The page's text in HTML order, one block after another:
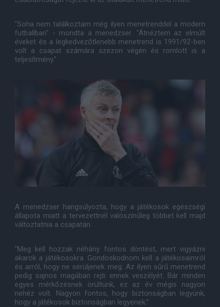
"Soha nem találkoztam még ilyen menetrenddel a modern
futballban" - mondta a menedzser. "Átnéztem az elmúlt
éveket és a legkedvezőtlenebb menetrend is 1991/92-ben
volt a csapat számára szezon végén és romlott is a
teljesítmény."
A menedzser hangsúlyozta, hogy a játékosok egészségi
állapota miatt a tervezettnél valószínűleg többet kell majd
változtatnia a csapatán.
"Meg kell hozzak néhány fontos döntést, mert vigyázni
akarok a játékosokra. Gondoskodnom kell a játékosaimról
és arról, hogy ne sérüljenek meg. Az ilyen sűrű menetrend
pedig sajnos magában rejti ennek veszélyét. Bár minden
egyes mérkőzésnek örültünk, ez az év mégis nagyon
nehéz volt. Nagyon fontos, hogy biztonságban legyünk,
hogy a játékosok biztonságban legyenek."